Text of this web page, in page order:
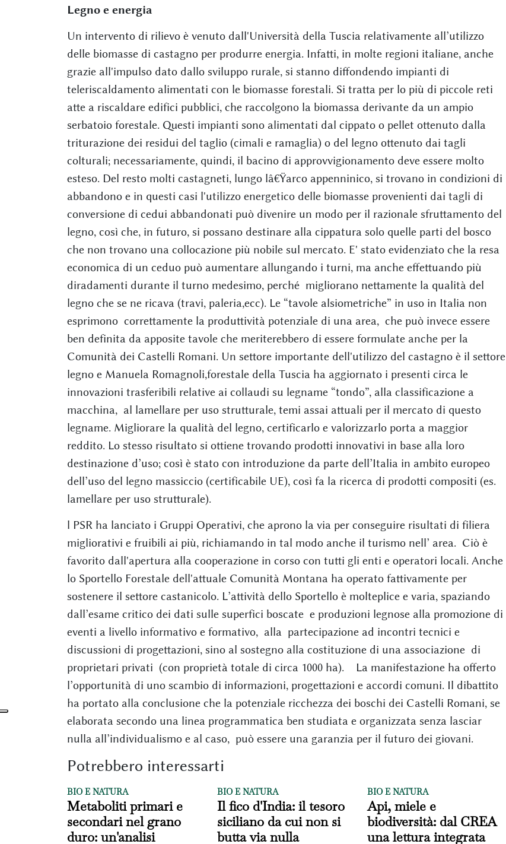
Legno e energia
Un intervento di rilievo è venuto dall'Università della Tuscia relativamente all’utilizzo
delle biomasse di castagno per produrre energia. Infatti, in molte regioni italiane, anche
grazie all'impulso dato dallo sviluppo rurale, si stanno diffondendo impianti di
teleriscaldamento alimentati con le biomasse forestali. Si tratta per lo più di piccole reti
atte a riscaldare edifici pubblici, che raccolgono la biomassa derivante da un ampio
serbatoio forestale. Questi impianti sono alimentati dal cippato o pellet ottenuto dalla
triturazione dei residui del taglio (cimali e ramaglia) o del legno ottenuto dai tagli
colturali; necessariamente, quindi, il bacino di approvvigionamento deve essere molto
esteso. Del resto molti castagneti, lungo lâ€Ÿarco appenninico, si trovano in condizioni di
abbandono e in questi casi l'utilizzo energetico delle biomasse provenienti dai tagli di
conversione di cedui abbandonati può divenire un modo per il razionale sfruttamento del
legno, così che, in futuro, si possano destinare alla cippatura solo quelle parti del bosco
che non trovano una collocazione più nobile sul mercato. E' stato evidenziato che la resa
economica di un ceduo può aumentare allungando i turni, ma anche effettuando più
diradamenti durante il turno medesimo, perché migliorano nettamente la qualità del
legno che se ne ricava (travi, paleria,ecc). Le “tavole alsiometriche” in uso in Italia non
esprimono correttamente la produttività potenziale di una area, che può invece essere
ben definita da apposite tavole che meriterebbero di essere formulate anche per la
Comunità dei Castelli Romani. Un settore importante dell'utilizzo del castagno è il settore
legno e Manuela Romagnoli,forestale della Tuscia ha aggiornato i presenti circa le
innovazioni trasferibili relative ai collaudi su legname “tondo”, alla classificazione a
macchina, al lamellare per uso strutturale, temi assai attuali per il mercato di questo
legname. Migliorare la qualità del legno, certificarlo e valorizzarlo porta a maggior
reddito. Lo stesso risultato si ottiene trovando prodotti innovativi in base alla loro
destinazione d’uso; così è stato con introduzione da parte dell’Italia in ambito europeo
dell’uso del legno massiccio (certificabile UE), così fa la ricerca di prodotti compositi (es.
lamellare per uso strutturale).
l PSR ha lanciato i Gruppi Operativi, che aprono la via per conseguire risultati di filiera
migliorativi e fruibili ai più, richiamando in tal modo anche il turismo nell’ area. Ciò è
favorito dall'apertura alla cooperazione in corso con tutti gli enti e operatori locali. Anche
lo Sportello Forestale dell'attuale Comunità Montana ha operato fattivamente per
sostenere il settore castanicolo. L’attività dello Sportello è molteplice e varia, spaziando
dall’esame critico dei dati sulle superfici boscate e produzioni legnose alla promozione di
eventi a livello informativo e formativo, alla partecipazione ad incontri tecnici e
discussioni di progettazioni, sino al sostegno alla costituzione di una associazione di
proprietari privati (con proprietà totale di circa 1000 ha). La manifestazione ha offerto
l’opportunità di uno scambio di informazioni, progettazioni e accordi comuni. Il dibattito
ha portato alla conclusione che la potenziale ricchezza dei boschi dei Castelli Romani, se
elaborata secondo una linea programmatica ben studiata e organizzata senza lasciar
nulla all’individualismo e al caso, può essere una garanzia per il futuro dei giovani.
Potrebbero interessarti
BIO E NATURA
Metaboliti primari e
secondari nel grano
duro: un'analisi
BIO E NATURA
Il fico d'India: il tesoro
siciliano da cui non si
butta via nulla
BIO E NATURA
Api, miele e
biodiversità: dal CREA
una lettura integrata